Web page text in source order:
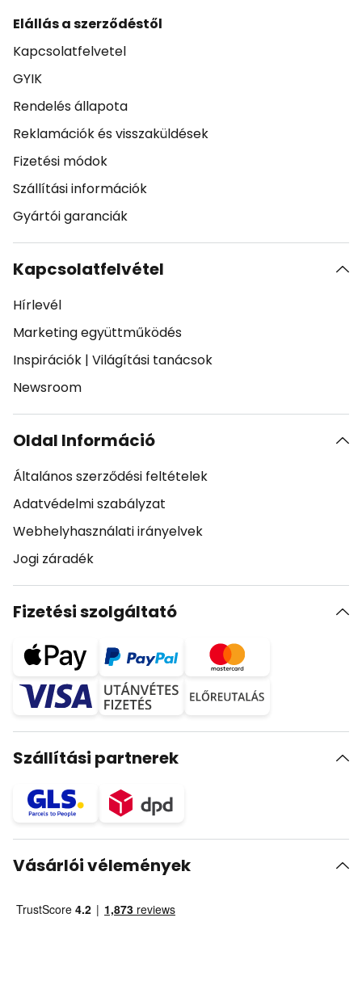
Elállás a szerződéstől
Kapcsolatfelvetel
GYIK
Rendelés állapota
Reklamációk és visszaküldések
Fizetési módok
Szállítási információk
Gyártói garanciák
Kapcsolatfelvétel
Hírlevél
Marketing együttműködés
Inspirációk | Világítási tanácsok
Newsroom
Oldal Információ
Általános szerződési feltételek
Adatvédelmi szabályzat
Webhelyhasználati irányelvek
Jogi záradék
Fizetési szolgáltató
Szállítási partnerek
Vásárlói vélemények